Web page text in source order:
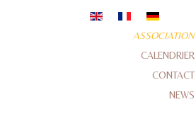
ASSOCIATION
CALENDRIER
CONTACT
NEWS